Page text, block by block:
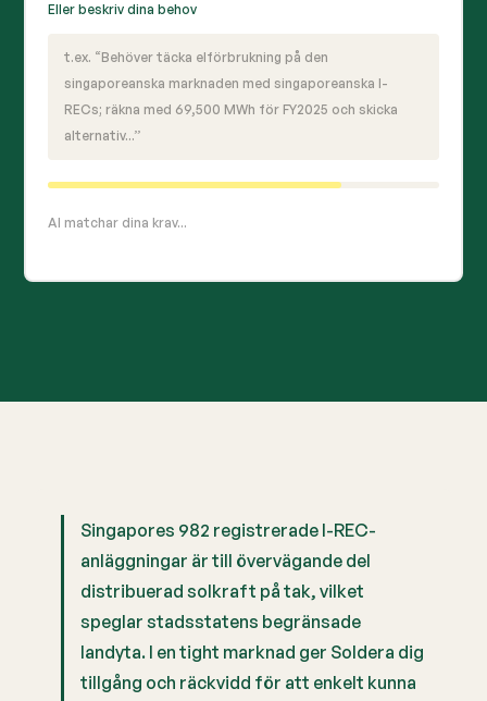
Eller beskriv dina behov
t.ex. “Behöver täcka elförbrukning på den
singaporeanska marknaden med singaporeanska I-
RECs; räkna med 69,500 MWh för FY2025 och skicka
alternativ...”
AI matchar dina krav...
Singapores 982 registrerade I-REC-
anläggningar är till övervägande del
distribuerad solkraft på tak, vilket
speglar stadsstatens begränsade
landyta. I en tight marknad ger Soldera dig
tillgång och räckvidd för att enkelt kunna